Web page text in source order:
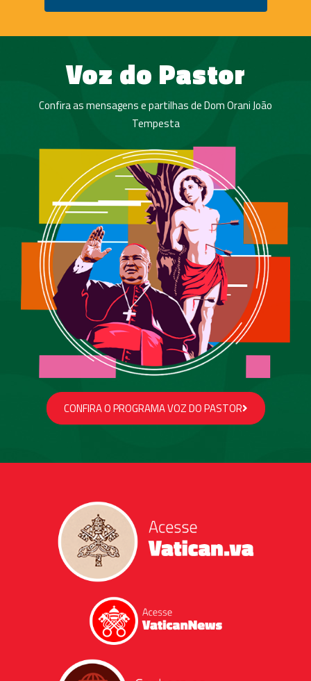
Voz do Pastor
Confira as mensagens e partilhas de Dom Orani João
Tempesta
CONFIRA O PROGRAMA VOZ DO PASTOR